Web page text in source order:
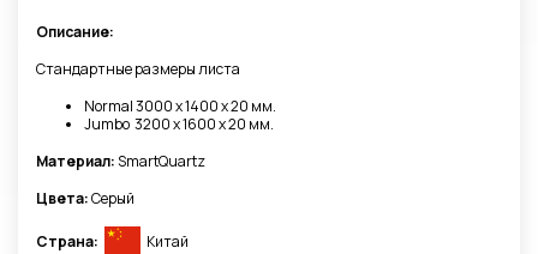
Описание:
Стандартные размеры листа
Normal 3000 х 1400 х 20 мм.
Jumbo 3200 x 1600 х 20 мм.
Материал:SmartQuartz
Цвета:Серый
Страна: Китай